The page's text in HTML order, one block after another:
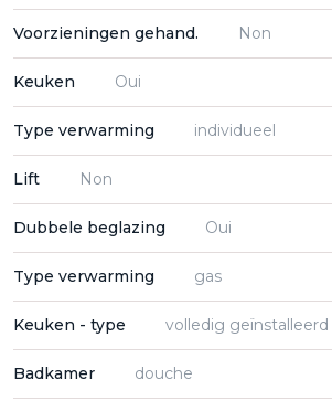
Voorzieningen gehand. Non
Keuken Oui
Type verwarming individueel
Lift Non
Dubbele beglazing Oui
Type verwarming gas
Keuken - type volledig geïnstalleerd
Badkamer douche